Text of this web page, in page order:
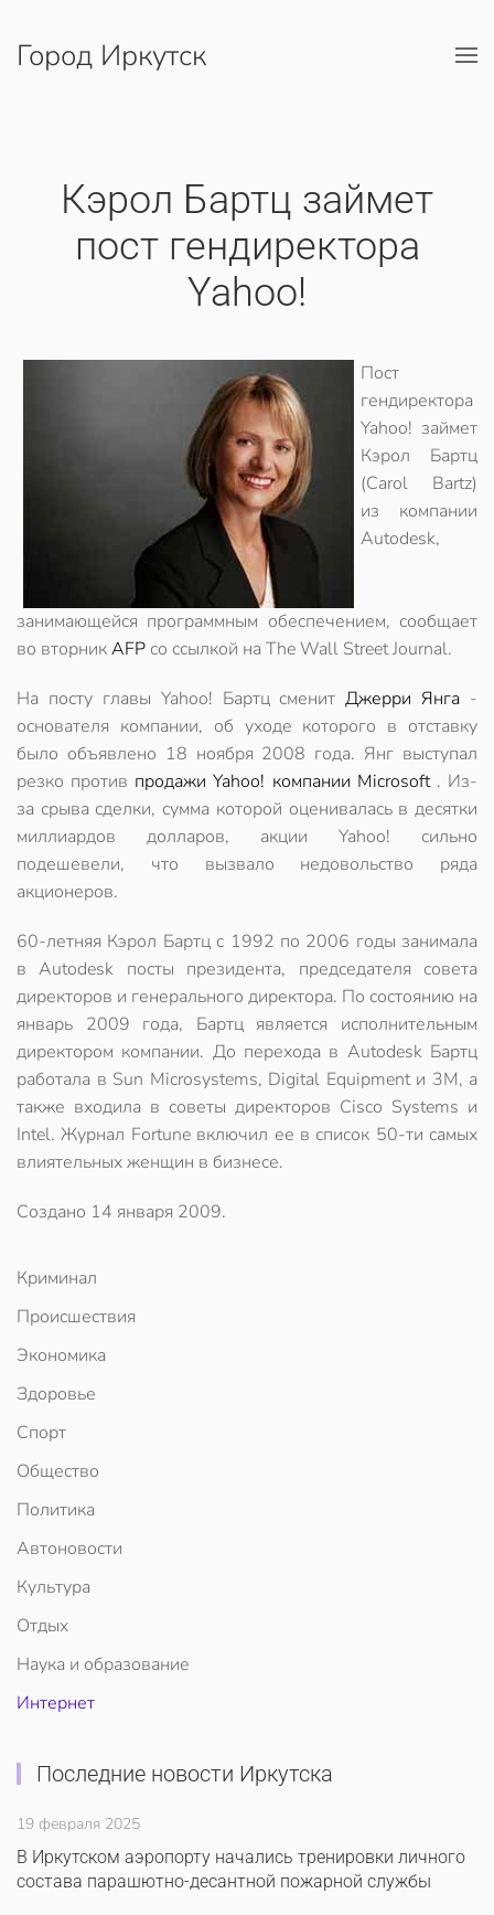
Перейти к содержимому
Город Иркутск
Кэрол Бартц займет
пост гендиректора
Yahoo!
Пост
гендиректора
Yahoo! займет
Кэрол Бартц
(Carol Bartz)
из компании
Autodesk,
занимающейся программным обеспечением, сообщает
во вторникAFP со ссылкой на The Wall Street Journal.
На посту главы Yahoo! Бартц сменитДжерри Янга -
основателя компании, об уходе которого в отставку
было объявлено 18 ноября 2008 года. Янг выступал
резко против продажи Yahoo! компании Microsoft . Из-
за срыва сделки, сумма которой оценивалась в десятки
миллиардов долларов, акции Yahoo! сильно
подешевели, что вызвало недовольство ряда
акционеров.
60-летняя Кэрол Бартц с 1992 по 2006 годы занимала
в Autodesk посты президента, председателя совета
директоров и генерального директора. По состоянию на
январь 2009 года, Бартц является исполнительным
директором компании. До перехода в Autodesk Бартц
работала в Sun Microsystems, Digital Equipment и 3M, а
также входила в советы директоров Cisco Systems и
Intel. Журнал Fortune включил ее в список 50-ти самых
влиятельных женщин в бизнесе.
Создано 14 января 2009.
Криминал
Происшествия
Экономика
Здоровье
Спорт
Общество
Политика
Автоновости
Культура
Отдых
Наука и образование
Интернет
Последние новости Иркутска
19 февраля 2025
В Иркутском аэропорту начались тренировки личного
состава парашютно-десантной пожарной службы